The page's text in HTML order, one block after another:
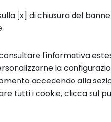
del 2023 le
con quote di
sono attive in
e fintech, oltre
[x] di chiusura del
l'informativa
la
accedendo alla
tutti i cookie, clicca sul